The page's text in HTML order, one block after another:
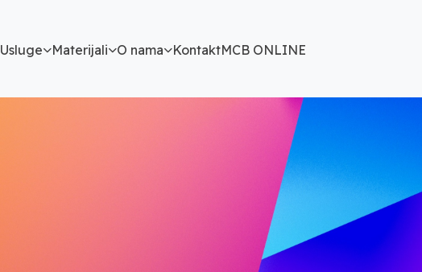
Usluge Materijali O nama KontaktMCB ONLINE